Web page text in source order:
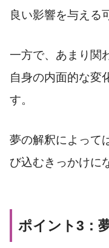
良い影響を与える
一方で、あまり関
自身の内面的な変
す。
夢の解釈によって
び込むきっかけに
ポイント3：